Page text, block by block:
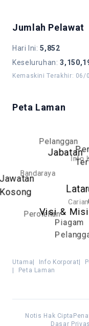
Jumlah Pelawat
Hari Ini:5,852
Keseluruhan:
Kemaskini Terakhir: 06/
Peta Laman
Visi & Misi
Piagam
Jabatan
Jawatan
Kosong
Perolehan
Carian
Info
Pelanggan
Bandaraya
Utama Info Korporat
Peta Laman
Notis Hak Cipta
Dasar